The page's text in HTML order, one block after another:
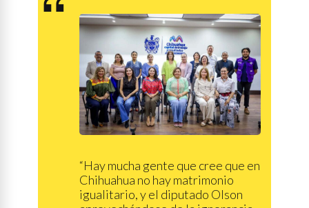
“Hay mucha gente que cree que en
Chihuahua no hay matrimonio
igualitario, y el diputado Olson